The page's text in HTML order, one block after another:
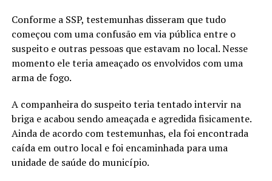
Conforme a SSP, testemunhas disseram que tudo
começou com uma confusão em via pública entre o
suspeito e outras pessoas que estavam no local. Nesse
momento ele teria ameaçado os envolvidos com uma
arma de fogo.
A companheira do suspeito teria tentado intervir na
briga e acabou sendo ameaçada e agredida fisicamente.
Ainda de acordo com testemunhas, ela foi encontrada
caída em outro local e foi encaminhada para uma
unidade de saúde do município.